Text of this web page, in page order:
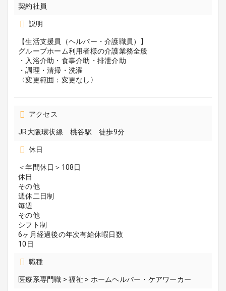
契約社員
説明
【生活支援員（ヘルパー・介護職員）】
グループホーム利用者様の介護業務全般
・入浴介助・食事介助・排泄介助
・調理・清掃・洗濯
〈変更範囲：変更なし〉
アクセス
JR大阪環状線 桃谷駅 徒歩9分
休日
＜年間休日＞108日
休日
その他
週休二日制
毎週
その他
シフト制
6ヶ月経過後の年次有給休暇日数
10日
職種
医療系専門職 > 福祉 > ホームヘルパー・ケアワーカー